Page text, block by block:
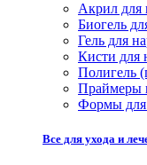
Акрил для
Биогель
Гель для
Кисти для
Полигель
Праймеры
Формы для
Все для ухода и